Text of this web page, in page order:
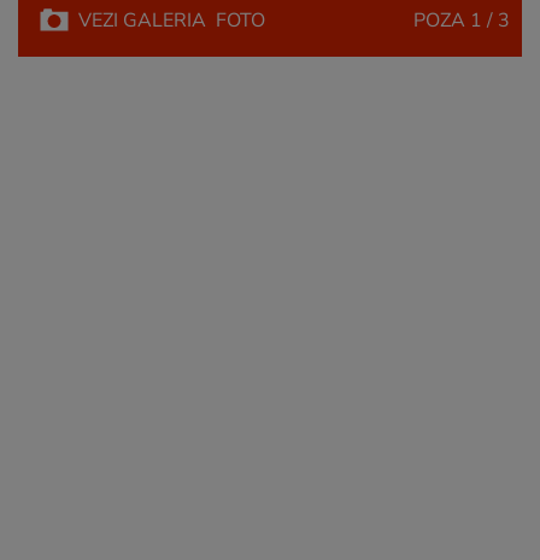
VEZI GALERIA FOTO POZA 1 / 3